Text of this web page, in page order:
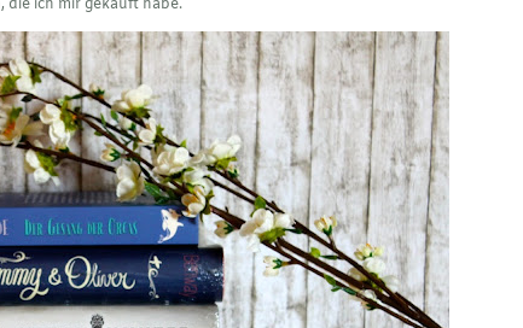
die ich mir gekauft habe.